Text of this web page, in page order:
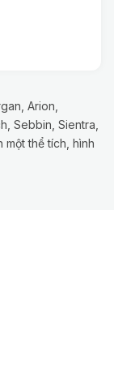
Arion,
Sebbin, Sientra,
một thể tích, hình